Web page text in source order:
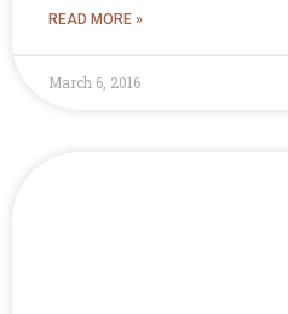
READ MORE »
March 6, 2016